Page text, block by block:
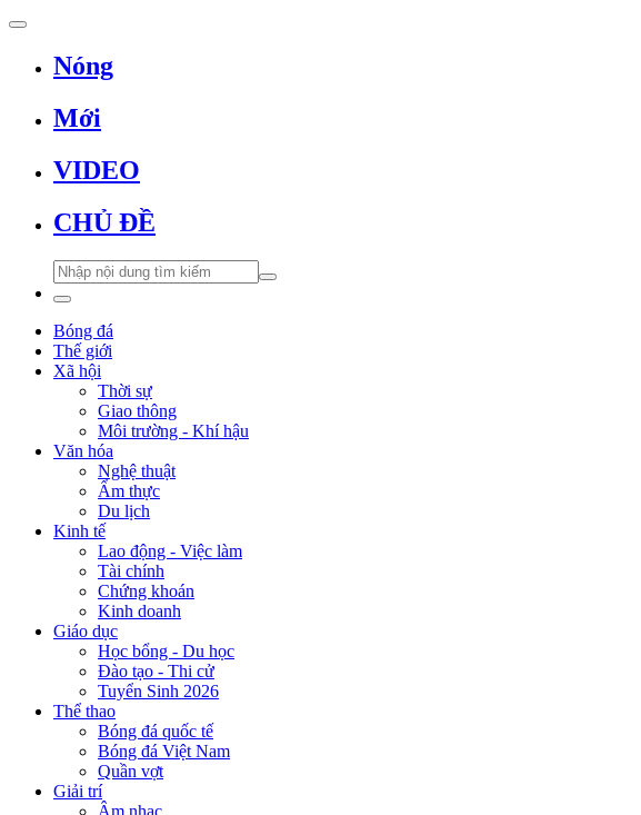
Nóng
Mới
VIDEO
CHỦ ĐỀ
Bóng đá
Thế giới
Xã hội
Thời sự
Giao thông
Môi trường - Khí hậu
Văn hóa
Nghệ thuật
Ẩm thực
Du lịch
Kinh tế
Lao động - Việc làm
Tài chính
Chứng khoán
Kinh doanh
Giáo dục
Học bổng - Du học
Đào tạo - Thi cử
Tuyển Sinh 2026
Thể thao
Bóng đá quốc tế
Bóng đá Việt Nam
Quần vợt
Giải trí
Âm nhạc